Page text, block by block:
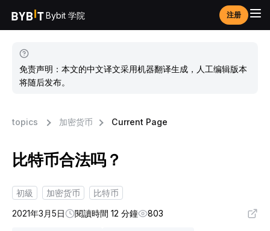
Bybit 学院 注册
免责声明：本文的中文译文采用机器翻译生成，人工编辑版本
将随后发布。
topics 加密货币 Current Page
比特币合法吗？
初級 加密货币
比特币
2021年3月5日
閱讀時間 12 分鐘 803